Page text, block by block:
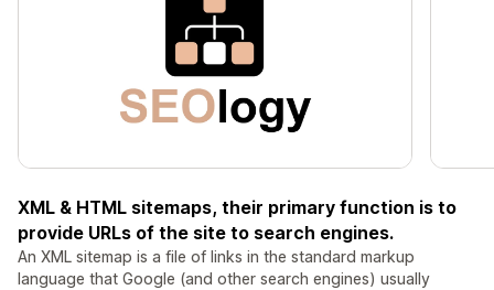
XML & HTML sitemaps, their primary function is to
provide URLs of the site to search engines.
An XML sitemap is a file of links in the standard markup
language that Google (and other search engines) usually